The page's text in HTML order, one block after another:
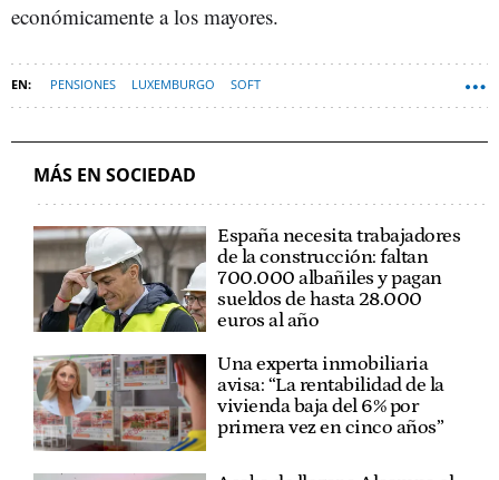
económicamente a los mayores.
PENSIONES LUXEMBURGO SOFT
MÁS EN SOCIEDAD
España necesita trabajadores
de la construcción: faltan
700.000 albañiles y pagan
sueldos de hasta 28.000
euros al año
Una experta inmobiliaria
avisa: “La rentabilidad de la
vivienda baja del 6% por
primera vez en cinco años”